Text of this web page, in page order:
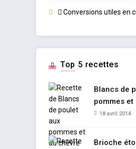
Conversions utiles en
Top 5 recettes
Blancs de
pommes et
18 avril 2014
Brioche